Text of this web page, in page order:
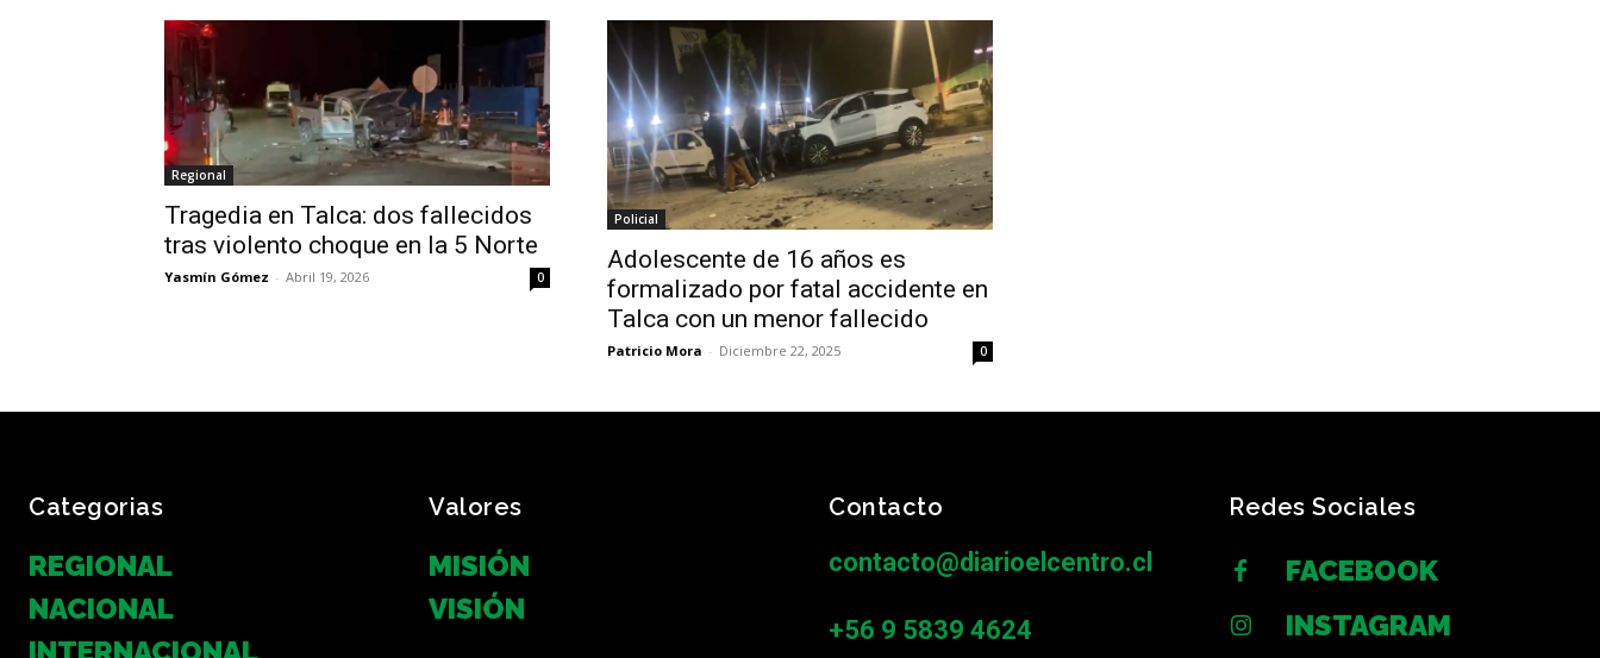
Regional
Tragedia en Talca: dos fallecidos
tras violento choque en la 5 Norte
Yasmín Gómez - Abril 19, 2026 0
Policial
Adolescente de 16 años es
formalizado por fatal accidente en
Talca con un menor fallecido
Patricio Mora - Diciembre 22, 2025 0
Categorias
REGIONAL
NACIONAL
INTERNACIONAL
Valores
MISIÓN
VISIÓN
Contacto
contacto@diarioelcentro.cl
+56 9 5839 4624
Redes Sociales
FACEBOOK
INSTAGRAM